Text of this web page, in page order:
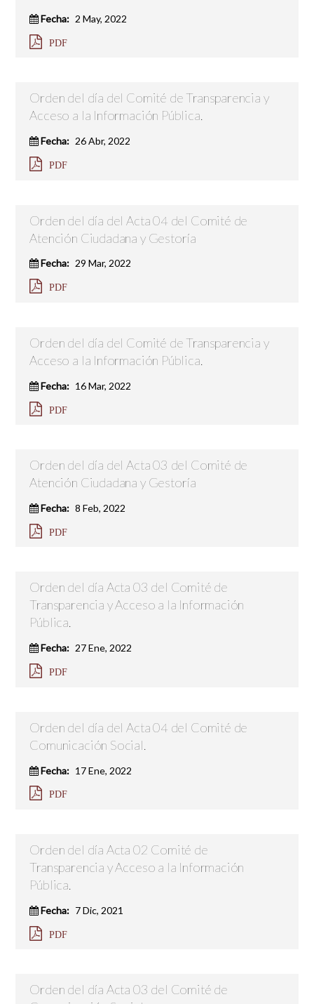
Fecha: 2 May, 2022
PDF
Orden del día del Comité de Transparencia y
Acceso a la Información Pública.
Fecha: 26 Abr, 2022
PDF
Orden del día del Acta 04 del Comité de
Atención Ciudadana y Gestoría
Fecha: 29 Mar, 2022
PDF
Orden del día del Comité de Transparencia y
Acceso a la Información Pública.
Fecha: 16 Mar, 2022
PDF
Orden del día del Acta 03 del Comité de
Atención Ciudadana y Gestoría
Fecha: 8 Feb, 2022
PDF
Orden del día Acta 03 del Comité de
Transparencia y Acceso a la Información
Pública.
Fecha: 27 Ene, 2022
PDF
Orden del día del Acta 04 del Comité de
Comunicación Social.
Fecha: 17 Ene, 2022
PDF
Orden del día Acta 02 Comité de
Transparencia y Acceso a la Información
Pública.
Fecha: 7 Dic, 2021
PDF
Orden del día Acta 03 del Comité de